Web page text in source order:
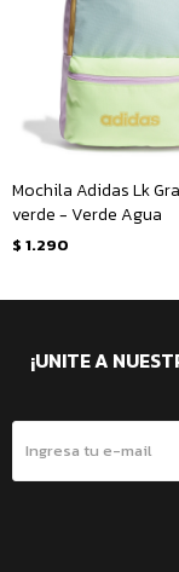
Mochila Adidas Lk
verde - Verde Agua
$ 1.290
¡UNITE A